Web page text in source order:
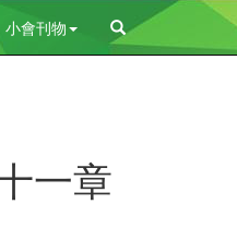
小會刊物
一章